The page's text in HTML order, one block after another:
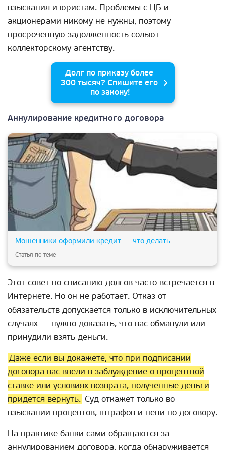
взыскания и юристам. Проблемы с ЦБ и
акционерами никому не нужны, поэтому
просроченную задолженность сольют
коллекторскому агентству.
Долг по приказу более
300 тысяч? Спишите его
по закону!
Аннулирование кредитного договора
Мошенники оформили кредит — что делать
Статья по теме
Этот совет по списанию долгов часто встречается в
Интернете. Но он не работает. Отказ от
обязательств допускается только в исключительных
случаях — нужно доказать, что вас обманули или
принудили взять деньги.
Даже если вы докажете, что при подписании
договора вас ввели в заблуждение о процентной
ставке или условиях возврата, полученные деньги
придется вернуть. Суд откажет только во
взыскании процентов, штрафов и пени по договору.
На практике банки сами обращаются за
аннулированием договора, когда обнаруживается